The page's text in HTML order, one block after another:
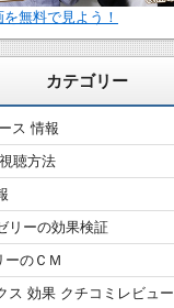
無料で見よう！
カテゴリー
ス 情報
聴方法
リーの効果検証
ーのＣＭ
ス 効果 クチコミレビュー